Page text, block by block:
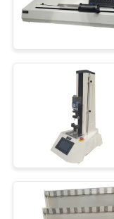
PRIVACY
POLICY